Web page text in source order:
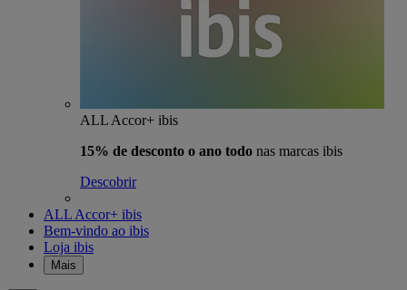
ALL Accor+ ibis
15% de desconto o ano todo nas marcas ibis
Descobrir
ALL Accor+ ibis
Bem-vindo ao ibis
Loja ibis
Mais